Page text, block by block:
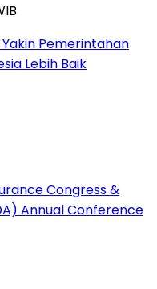
Pemerintahan
Lebih Baik
Congress &
Annual Conference